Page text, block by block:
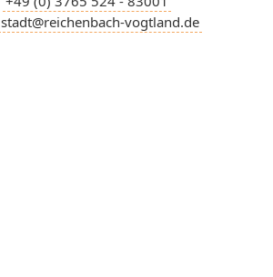
stadt@reichenbach-vogtland.de